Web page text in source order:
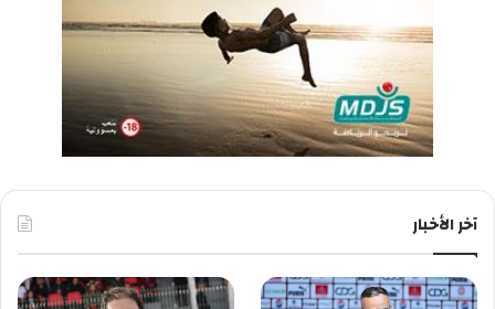
آخر الأخبار